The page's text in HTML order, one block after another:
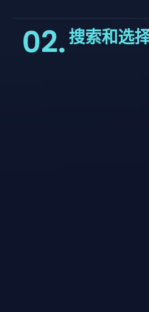
02. 搜索和选